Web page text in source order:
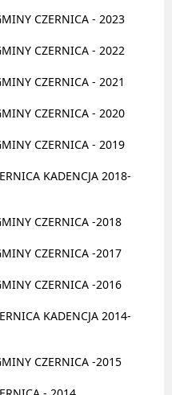
CZERNICA - 2023
CZERNICA - 2022
CZERNICA - 2021
CZERNICA - 2020
CZERNICA - 2019
KADENCJA 2018-
CZERNICA -2018
CZERNICA -2017
CZERNICA -2016
KADENCJA 2014-
CZERNICA -2015